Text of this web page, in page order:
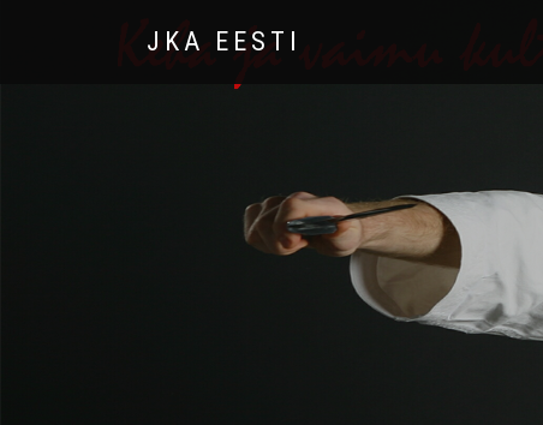
JKA EESTI